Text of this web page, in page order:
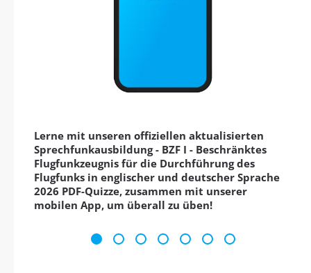
Lerne mit unseren offiziellen aktualisierten
Sprechfunkausbildung - BZF I - Beschränktes
Flugfunkzeugnis für die Durchführung des
Flugfunks in englischer und deutscher Sprache
2026 PDF-Quizze, zusammen mit unserer
mobilen App, um überall zu üben!